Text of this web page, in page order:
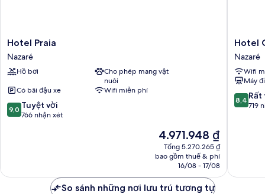
Hotel
Praia
Nazaré
Hotel Praia
Nazaré
Hồ bơi
Cho phép mang vật
nuôi
Có bãi đậu xe
Wifi miễn phí
9.0
trên
xét
9,0 Tuyệt vời
766 nhận xét
Giá
hiện
tại
4.971.948 ₫
4.971.948 ₫
Tổng 5.270.265 ₫
bao gồm thuế & phí
16/08 - 17/08
Hotel
Oceano
Nazaré
Hotel
Nazaré
Wifi
Máy
8.4
trên
8,4 Rất
719
So sánh những nơi lưu trú tương tự